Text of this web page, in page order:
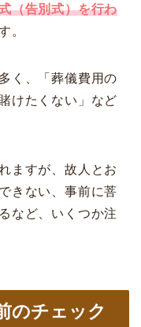
（告別式）を行わ
。
く、「葬儀費用の
けたくない」など
ますが、故人とお
きない、事前に菩
など、いくつか注
のチェック